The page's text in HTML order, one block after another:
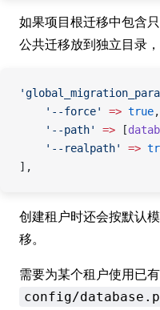
如果项目根迁移中包含
公共迁移放到独立目录
    '--force'
=> true,
    '--path'
=> [
    '--realpath'
=>
],
创建租户时还会按默认
移。
需要为某个租户使用已
config/